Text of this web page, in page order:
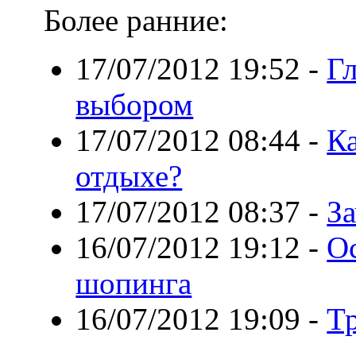
Более ранние:
17/07/2012 19:52 -
выбором
17/07/2012 08:44 -
отдыхе?
17/07/2012 08:37 -
16/07/2012 19:12 -
шопинга
16/07/2012 19:09 -